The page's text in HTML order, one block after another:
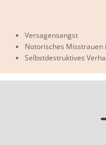
Versagensangst
Notorisches Misstrauen
Selbstdestruktives